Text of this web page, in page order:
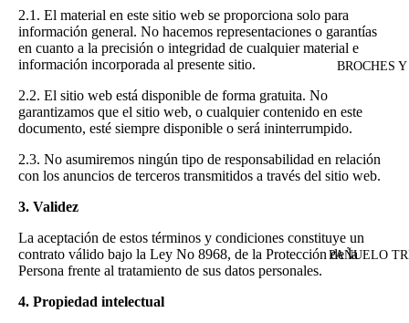
BROCHES
PAÑUELO
2.1. El material en este sitio web se proporciona solo para
información general. No hacemos representaciones o garantías
en cuanto a la precisión o integridad de cualquier material e
información incorporada al presente sitio.
2.2. El sitio web está disponible de forma gratuita. No
garantizamos que el sitio web, o cualquier contenido en este
documento, esté siempre disponible o será ininterrumpido.
2.3. No asumiremos ningún tipo de responsabilidad en relación
con los anuncios de terceros transmitidos a través del sitio web.
3. Validez
La aceptación de estos términos y condiciones constituye un
contrato válido bajo la Ley No 8968, de la Protección de la
Persona frente al tratamiento de sus datos personales.
4. Propiedad intelectual